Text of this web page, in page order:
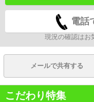
電話
現況の確認はお
メールで共有する
こだわり特集